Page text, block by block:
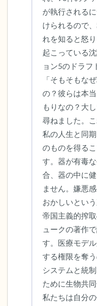
が執行される
けられるので
れを知ると怒
起こっている
ョン5のドラフ
「そもそもな
の？彼らは本
もりなの？大
尋ねました。
私の人生と同
のものを得る
す。器が有毒
合、器の中に
ません。嫌悪
おかしいとい
帝国主義的搾
ュークの著作
す。医療モデ
する権限を奪
システムと統
ために生物共
私たちは自分